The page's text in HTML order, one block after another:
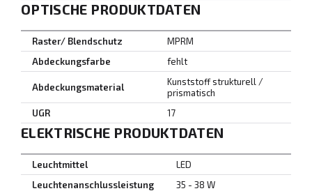
OPTISCHE PRODUKTDATEN
Raster/ Blendschutz
MPRM
Abdeckungsfarbe
fehlt
Abdeckungsmaterial
Kunststoff strukturell /
prismatisch
UGR
17
ELEKTRISCHE PRODUKTDATEN
Leuchtmittel
LED
Leuchtenanschlussleistung
35 - 38 W